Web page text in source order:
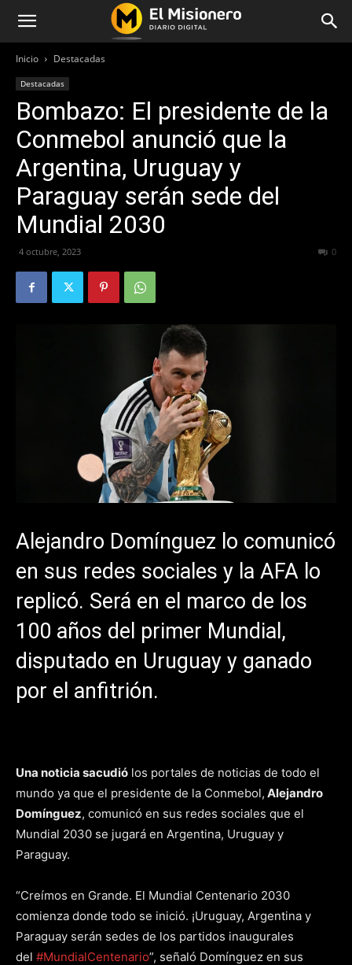
Inicio Destacadas
Destacadas
Bombazo: El presidente de la
Conmebol anunció que la
Argentina, Uruguay y
Paraguay serán sede del
Mundial 2030
4 octubre, 2023 0
Alejandro Domínguez lo comunicó
en sus redes sociales y la AFA lo
replicó. Será en el marco de los
100 años del primer Mundial,
disputado en Uruguay y ganado
por el anfitrión.
Una noticia sacudió los portales de noticias de todo el
mundo ya que el presidente de la Conmebol, Alejandro
Domínguez, comunicó en sus redes sociales que el
Mundial 2030 se jugará en Argentina, Uruguay y
Paraguay.
“Creímos en Grande. El Mundial Centenario 2030
comienza donde todo se inició. ¡Uruguay, Argentina y
Paraguay serán sedes de los partidos inaugurales
del #MundialCentenario”, señaló Domínguez en sus